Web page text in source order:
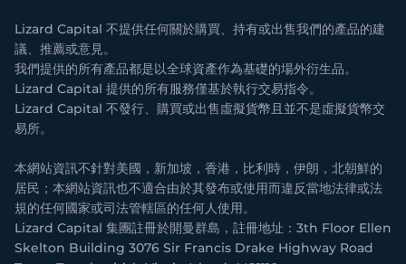
Lizard Capital 不提供任何關於購買、持有或出售我們的產品的建
議、推薦或意見。
我們提供的所有產品都是以全球資產作為基礎的場外衍生品。
Lizard Capital 提供的所有服務僅基於執行交易指令。
Lizard Capital 不發行、購買或出售虛擬貨幣且並不是虛擬貨幣交
易所。
本網站資訊不針對美國，新加坡，香港，比利時，伊朗，北朝鮮的
居民；本網站資訊也不適合由於其發布或使用而違反當地法律或法
規的任何國家或司法管轄區的任何人使用。
Lizard Capital 集團註冊於開曼群島，註冊地址：3th Floor Ellen
Skelton Building 3076 Sir Francis Drake Highway Road